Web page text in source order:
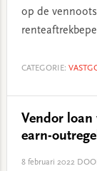
op de
CATEGORIE:
Vendor
earn-
8 februari 2022